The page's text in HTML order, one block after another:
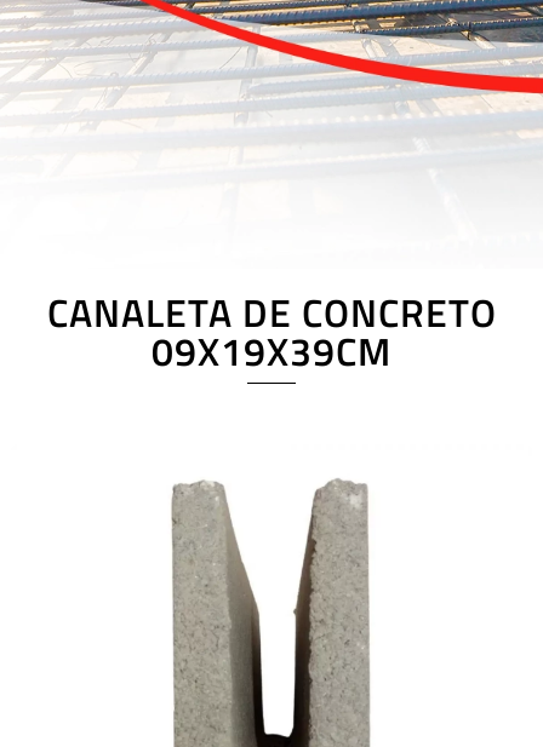
CANALETA DE CONCRETO
09X19X39CM